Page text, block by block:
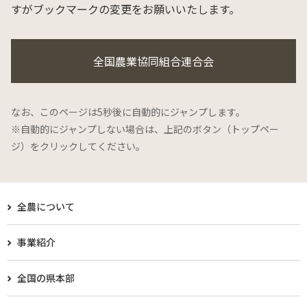
すがブックマークの変更をお願いいたします。
全国農業協同組合連合会
なお、このページは5秒後に自動的にジャンプします。
※自動的にジャンプしない場合は、上記のボタン（トップペー
ジ）をクリックしてください。
全農について
事業紹介
全国の県本部